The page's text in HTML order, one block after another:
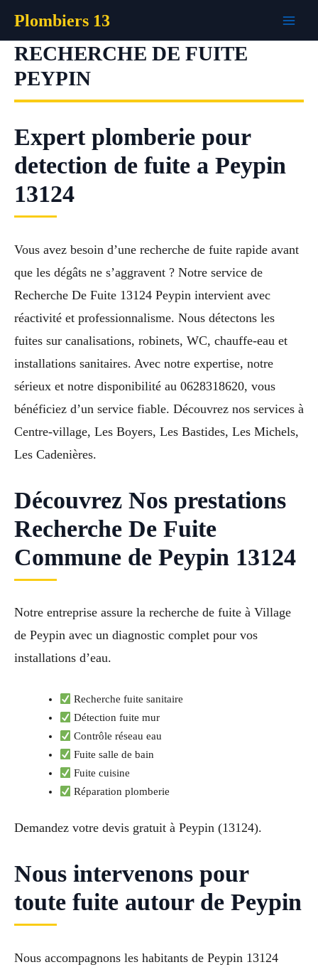
contenu
Plombiers 13
RECHERCHE DE FUITE
PEYPIN
Expert plomberie pour
detection de fuite a Peypin
13124
Vous avez besoin d’une recherche de fuite rapide avant
que les dégâts ne s’aggravent ? Notre service de
Recherche De Fuite 13124 Peypin intervient avec
réactivité et professionnalisme. Nous détectons les
fuites sur canalisations, robinets, WC, chauffe-eau et
installations sanitaires. Avec notre expertise, notre
sérieux et notre disponibilité au 0628318620, vous
bénéficiez d’un service fiable. Découvrez nos services à
Centre-village, Les Boyers, Les Bastides, Les Michels,
Les Cadenières.
Découvrez Nos prestations
Recherche De Fuite
Commune de Peypin 13124
Notre entreprise assure la recherche de fuite à Village
de Peypin avec un diagnostic complet pour vos
installations d’eau.
Recherche fuite sanitaire
Détection fuite mur
Contrôle réseau eau
Fuite salle de bain
Fuite cuisine
Réparation plomberie
Demandez votre devis gratuit à Peypin (13124).
Nous intervenons pour
toute fuite autour de Peypin
Nous accompagnons les habitants de Peypin 13124